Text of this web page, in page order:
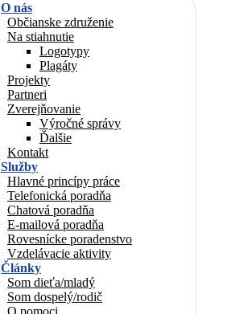
O nás
Občianske združenie
Na stiahnutie
Logotypy
Plagáty
Projekty
Partneri
Zverejňovanie
Výročné správy
Ďalšie
Kontakt
Služby
Hlavné princípy práce
Telefonická poradňa
Chatová poradňa
E-mailová poradňa
Rovesnícke poradenstvo
Vzdelávacie aktivity
Články
Som dieťa/mladý
Som dospelý/rodič
O pomoci